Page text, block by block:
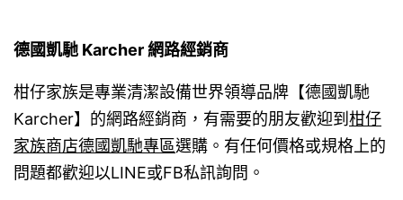
德國凱馳 Karcher 網路經銷商
柑仔家族是專業清潔設備世界領導品牌【德國凱馳
Karcher】的網路經銷商，有需要的朋友歡迎到 柑仔
家族商店德國凱馳專區選購。有任何價格或規格上的
問題都歡迎以LINE或FB私訊詢問。